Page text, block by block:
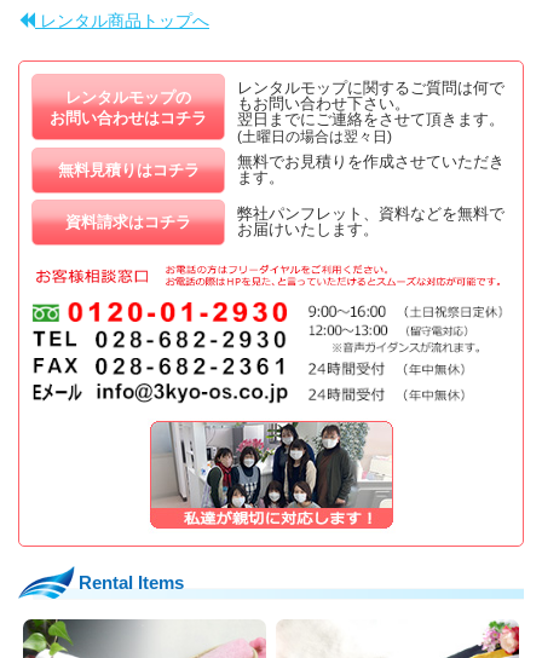
レンタル商品トップへ
レンタルモップの
お問い合わせはコチラ
レンタルモップに関するご質問は何で
もお問い合わせ下さい。
翌日までにご連絡をさせて頂きます。
(土曜日の場合は翌々日)
無料見積りはコチラ
無料でお見積りを作成させていただき
ます。
資料請求はコチラ
弊社パンフレット、資料などを無料で
お届けいたします。
Rental Items